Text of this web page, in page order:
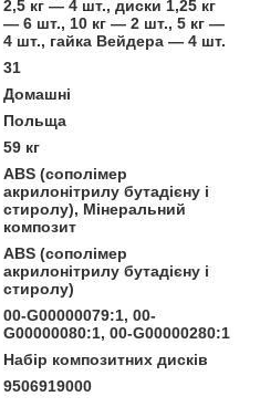
2,5 кг — 4 шт., диски 1,25 кг
— 6 шт., 10 кг — 2 шт., 5 кг —
4 шт., гайка Вейдера — 4 шт.
31
Домашні
Польща
59 кг
ABS (сополімер
акрилонітрилу бутадієну і
стиролу), Мінеральний
композит
ABS (сополімер
акрилонітрилу бутадієну і
стиролу)
00-G00000079:1, 00-
G00000080:1, 00-G00000280:1
Набір композитних дисків
9506919000